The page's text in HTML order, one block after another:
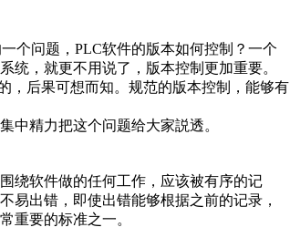
个问题，PLC软件的版本如何控制？一个
统，就更不用说了，版本控制更加重要。
，后果可想而知。规范的版本控制，能够有
中精力把这个问题给大家説透。
绕软件做的任何工作，应该被有序的记
易出错，即使出错能够根据之前的记录，
重要的标准之一。